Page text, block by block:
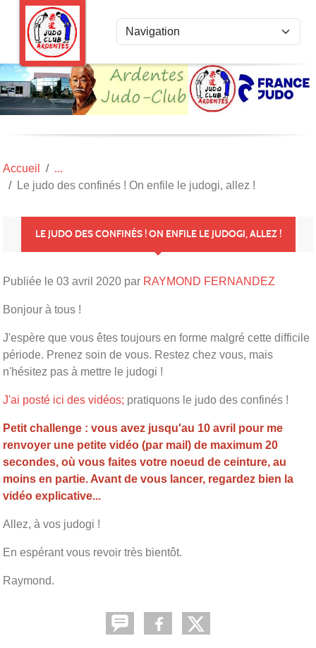
Accueil
Le judo des confinés ! On enfile le judogi, allez !
LE JUDO DES CONFINÉS ! ON ENFILE LE JUDOGI, ALLEZ !
Publiée le 03 avril 2020 par RAYMOND FERNANDEZ
Bonjour à tous !
J'espère que vous êtes toujours en forme malgré cette difficile
période. Prenez soin de vous. Restez chez vous, mais
n'hésitez pas à mettre le judogi !
J'ai posté ici des vidéos; pratiquons le judo des confinés !
Petit challenge : vous avez jusqu'au 10 avril pour me
renvoyer une petite vidéo (par mail) de maximum 20
secondes, où vous faites votre noeud de ceinture, au
moins en partie. Avant de vous lancer, regardez bien la
vidéo explicative...
Allez, à vos judogi !
En espérant vous revoir très bientôt.
Raymond.
Panneau de gestion des cookies